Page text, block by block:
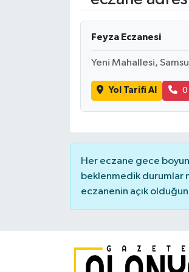
Feyza Eczanesi
Yeni Mahallesi,
Yol Tarifi Al 0
Her eczane gece
beklenmedik durumlar
eczanenin açık